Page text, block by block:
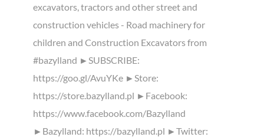
excavators, tractors and other street and
construction vehicles - Road machinery for
children and Construction Excavators from
#bazylland ►SUBSCRIBE:
https://goo.gl/AvuYKe ►Store:
https://store.bazylland.pl ►Facebook:
https://www.facebook.com/Bazylland
►Bazylland: https://bazylland.pl ►Twitter: